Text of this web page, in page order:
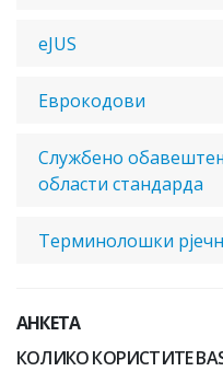
eJUS
Еврокодови
Службено
области стандарда
Терминолошки
АНКЕТА
КОЛИКО КОРИСТИТЕ